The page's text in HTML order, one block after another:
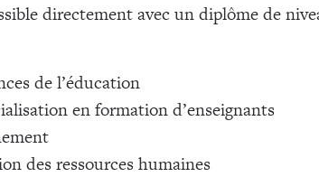
directement avec un diplôme de
de l’éducation
en formation d’enseignants
des ressources humaines